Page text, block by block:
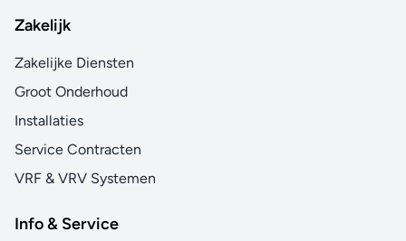
Zakelijk
Zakelijke Diensten
Groot Onderhoud
Installaties
Service Contracten
VRF & VRV Systemen
Info & Service